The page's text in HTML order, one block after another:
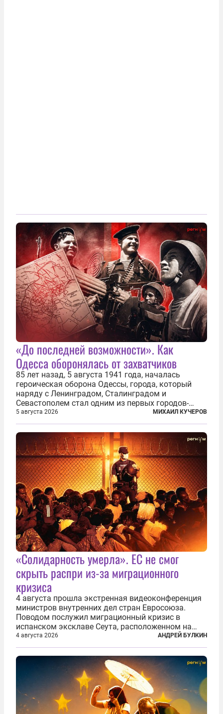
«До последней возможности». Как
Одесса оборонялась от захватчиков
85 лет назад, 5 августа 1941 года, началась
героическая оборона Одессы, города, который
наряду с Ленинградом, Сталинградом и
Севастополем стал одним из первых городов-
героев. Историки приводят фразу из телеграммы
Иосифа Сталина, датированной сентябрем 1941-
го: «Прошу героических участников обороны...
5 августа 2026 МИХАИЛ КУЧЕРОВ
«Солидарность умерла». ЕС не смог
скрыть распри из-за миграционного
кризиса
4 августа прошла экстренная видеоконференция
министров внутренних дел стран Евросоюза.
Поводом послужил миграционный кризис в
испанском эксклаве Сеута, расположенном на
северном побережье Африки. В конце июля
границу между Марокко и испанской территорией
прорвали до 72 тысяч мигрантов. Подавляющее...
4 августа 2026 АНДРЕЙ БУЛКИН